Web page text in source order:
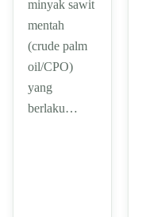
minyak sawit
mentah
(crude palm
oil/CPO)
yang
berlaku…